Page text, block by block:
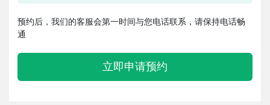
预约后，我们的客服会第一时间与您电话联系，请保持电话畅
通
立即申请预约